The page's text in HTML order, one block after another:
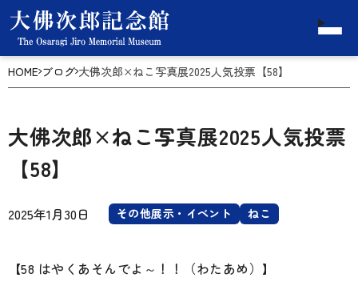
HOME ブログ 大佛次郎×ねこ写真展2025人気投票【58】
大佛次郎×ねこ写真展2025人気投票
【58】
2025年1月30日 その他展示・イベント ねこ
【58 はやくあそんでよ～！！（わたあめ）】